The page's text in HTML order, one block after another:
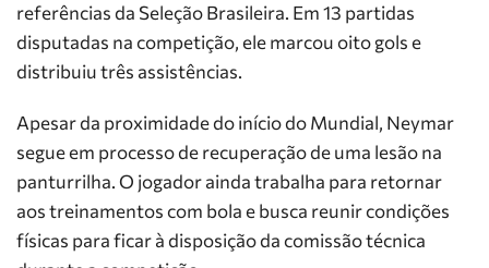
referências da Seleção Brasileira. Em 13 partidas
disputadas na competição, ele marcou oito gols e
distribuiu três assistências.
Apesar da proximidade do início do Mundial, Neymar
segue em processo de recuperação de uma lesão na
panturrilha. O jogador ainda trabalha para retornar
aos treinamentos com bola e busca reunir condições
físicas para ficar à disposição da comissão técnica